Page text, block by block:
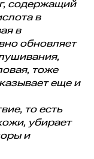
содержащий
в
в
обновляет
тоже
еще и
то есть
убирает
и